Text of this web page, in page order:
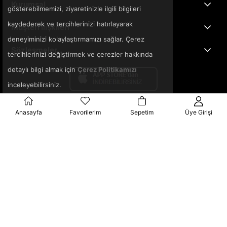
Kurumsal
Müşteri İlişkileri
Sözleşmeler
gösterebilmemizi, ziyaretinizle ilgili bilgileri
kaydederek ve tercihlerinizi hatırlayarak
deneyiminizi kolaylaştırmamızı sağlar. Çerez
tercihlerinizi değiştirmek ve çerezler hakkında
detaylı bilgi almak için Çerez Politikamızı
inceleyebilirsiniz.
Anasayfa Favorilerim Sepetim Üye Girişi